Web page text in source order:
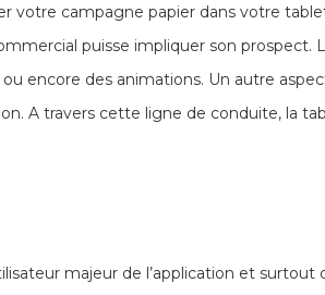
votre campagne papier dans votre
puisse impliquer son prospect.
encore des animations. Un autre
A travers cette ligne de conduite, la
majeur de l’application et